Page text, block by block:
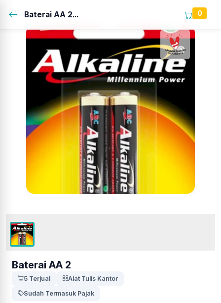
Baterai AA 2... 0
Baterai AA 2
5 Terjual
Alat Tulis Kantor
Sudah Termasuk Pajak